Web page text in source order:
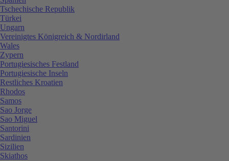
Tschechische Republik
Türkei
Ungarn
Vereinigtes Königreich & Nordirland
Wales
Zypern
Portugiesisches Festland
Portugiesische Inseln
Restliches Kroatien
Rhodos
Samos
Sao Jorge
Sao Miguel
Santorini
Sardinien
Sizilien
Skiathos